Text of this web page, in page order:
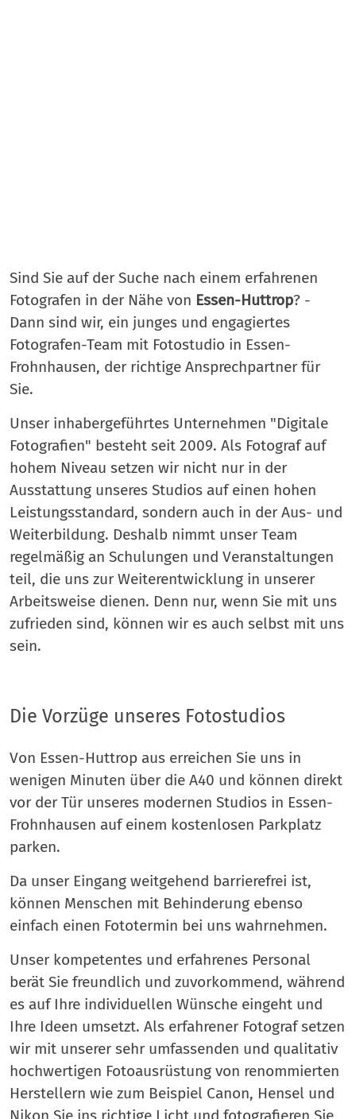
Sind Sie auf der Suche nach einem erfahrenen
Fotografen in der Nähe von Essen-Huttrop? -
Dann sind wir, ein junges und engagiertes
Fotografen-Team mit Fotostudio in Essen-
Frohnhausen, der richtige Ansprechpartner für
Sie.
Unser inhabergeführtes Unternehmen "Digitale
Fotografien" besteht seit 2009. Als Fotograf auf
hohem Niveau setzen wir nicht nur in der
Ausstattung unseres Studios auf einen hohen
Leistungsstandard, sondern auch in der Aus- und
Weiterbildung. Deshalb nimmt unser Team
regelmäßig an Schulungen und Veranstaltungen
teil, die uns zur Weiterentwicklung in unserer
Arbeitsweise dienen. Denn nur, wenn Sie mit uns
zufrieden sind, können wir es auch selbst mit uns
sein.
Die Vorzüge unseres Fotostudios
Von Essen-Huttrop aus erreichen Sie uns in
wenigen Minuten über die A40 und können direkt
vor der Tür unseres modernen Studios in Essen-
Frohnhausen auf einem kostenlosen Parkplatz
parken.
Da unser Eingang weitgehend barrierefrei ist,
können Menschen mit Behinderung ebenso
einfach einen Fototermin bei uns wahrnehmen.
Unser kompetentes und erfahrenes Personal
berät Sie freundlich und zuvorkommend, während
es auf Ihre individuellen Wünsche eingeht und
Ihre Ideen umsetzt. Als erfahrener Fotograf setzen
wir mit unserer sehr umfassenden und qualitativ
hochwertigen Fotoausrüstung von renommierten
Herstellern wie zum Beispiel Canon, Hensel und
Nikon Sie ins richtige Licht und fotografieren Sie